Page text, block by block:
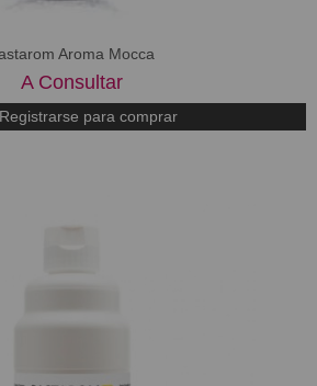
Aroma Mocca
A Consultar
Registrarse para comprar